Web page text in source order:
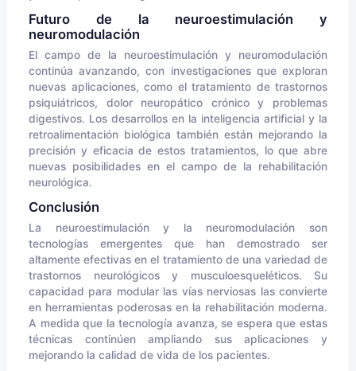
Futuro de la neuroestimulación y
neuromodulación
El campo de la neuroestimulación y neuromodulación
continúa avanzando, con investigaciones que exploran
nuevas aplicaciones, como el tratamiento de trastornos
psiquiátricos, dolor neuropático crónico y problemas
digestivos. Los desarrollos en la inteligencia artificial y la
retroalimentación biológica también están mejorando la
precisión y eficacia de estos tratamientos, lo que abre
nuevas posibilidades en el campo de la rehabilitación
neurológica.
Conclusión
La neuroestimulación y la neuromodulación son
tecnologías emergentes que han demostrado ser
altamente efectivas en el tratamiento de una variedad de
trastornos neurológicos y musculoesqueléticos. Su
capacidad para modular las vías nerviosas las convierte
en herramientas poderosas en la rehabilitación moderna.
A medida que la tecnología avanza, se espera que estas
técnicas continúen ampliando sus aplicaciones y
mejorando la calidad de vida de los pacientes.